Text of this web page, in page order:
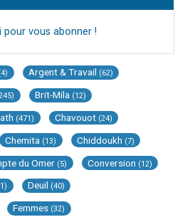
pour vous abonner !
Argent & Travail (62)
Brit-Mila (12)
(471) Chavouot (24)
Chemita (13) Chiddoukh (7)
du Omer (5) Conversion (12)
Deuil (40)
Femmes (32)